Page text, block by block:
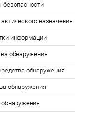
безопасности
назначения
информации
обнаружения
обнаружения
обнаружения